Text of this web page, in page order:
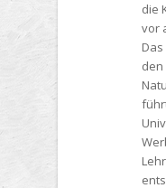
die
vor
den